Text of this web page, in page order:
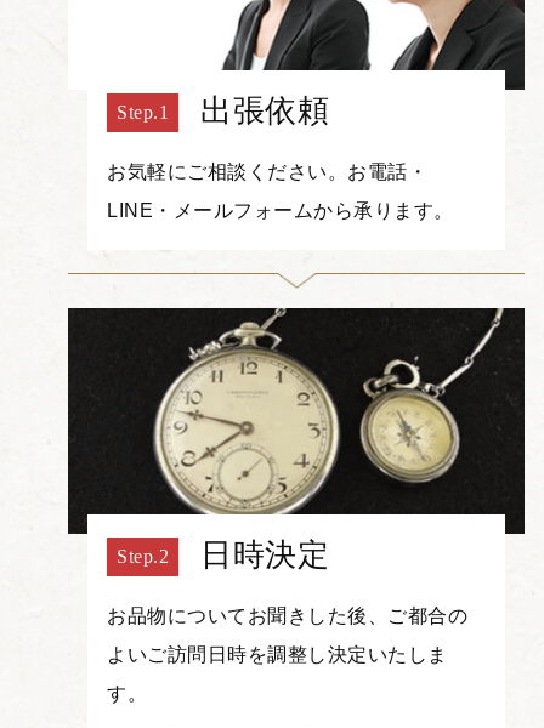
出張依頼
お気軽にご相談ください。お電話・
LINE・メールフォームから承ります。
日時決定
お品物についてお聞きした後、ご都合の
よいご訪問日時を調整し決定いたしま
す。